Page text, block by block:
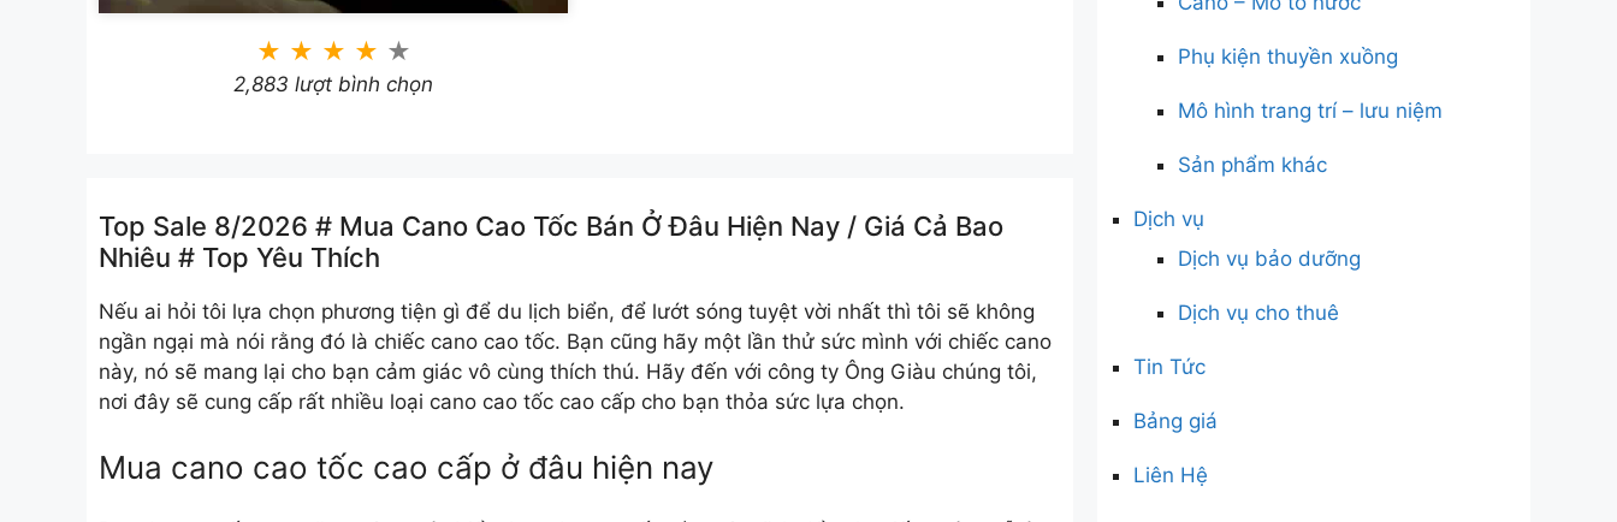
★ ★ ★ ★ ★
2,883 lượt bình chọn
Top Sale 8/2026 # Mua Cano Cao Tốc Bán Ở Đâu Hiện Nay /️ Giá Cả Bao
Nhiêu # Top Yêu Thích
Nếu ai hỏi tôi lựa chọn phương tiện gì để du lịch biển, để lướt sóng tuyệt vời nhất thì tôi sẽ không
ngần ngại mà nói rằng đó là chiếc cano cao tốc. Bạn cũng hãy một lần thử sức mình với chiếc cano
này, nó sẽ mang lại cho bạn cảm giác vô cùng thích thú. Hãy đến với công ty Ông Giàu chúng tôi,
nơi đây sẽ cung cấp rất nhiều loại cano cao tốc cao cấp cho bạn thỏa sức lựa chọn.
Mua cano cao tốc cao cấp ở đâu hiện nay
Phụ kiện thuyền xuồng
Mô hình trang trí – lưu niệm
Sản phẩm khác
Dịch vụ
Dịch vụ bảo dưỡng
Dịch vụ cho thuê
Tin Tức
Bảng giá
Liên Hệ